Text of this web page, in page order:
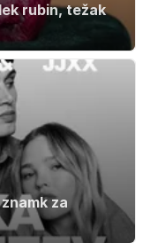
rubin, težak
za